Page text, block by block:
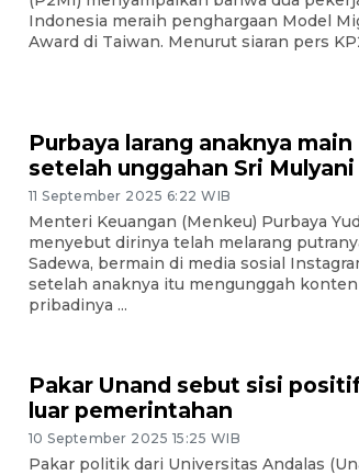
Indonesia meraih penghargaan Model
Award di Taiwan. Menurut siaran pers
Purbaya larang anaknya main
setelah unggahan Sri Mulyani
11 September 2025 6:22 WIB
Menteri Keuangan (Menkeu) Purbaya
menyebut dirinya telah melarang
Sadewa, bermain di media sosial
setelah anaknya itu mengunggah
pribadinya ...
Pakar Unand sebut sisi
luar pemerintahan
10 September 2025 15:25 WIB
Pakar politik dari Universitas Andalas
Penyelesaian
Kopdes Merah
Sumbar